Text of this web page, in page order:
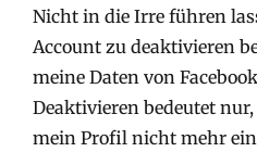
Nicht in die Irre führen
Account zu deaktivieren
meine Daten von
Deaktivieren bedeutet
mein Profil nicht mehr